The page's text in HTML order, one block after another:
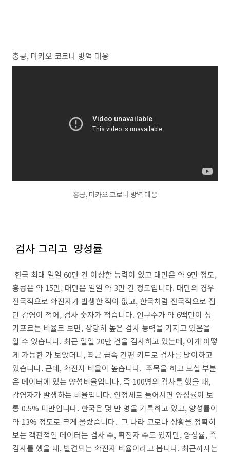
홍콩, 마카오 코로나 방역 대응
홍콩, 마카오 코로나 방역 대응
검사 그리고 양성률
한국 최대 일일 60만 건 이상할 능력이 있고 대만은 약 9만 정도,
홍콩은 약 15만, 대만은 일일 약 3만 건 정도입니다. 대만의 경우
전국적으로 확진자가 발생한 적이 없고, 한국처럼 전국적으로 집
단 감염이 적어, 검사 숫자가 적습니다. 인구수가 약 6백만이 싱
가포르는 비율로 보면, 상당히 높은 검사 능력을 가지고 있음을
알 수 있습니다. 최근 일일 20만 건을 검사하고 있는데, 이게 어떻
게 가능한 가 보았더니, 최근 급속 간편 키트로 검사를 많이하고
있습니다. 근데, 확진자 비율이 높습니다. 주목을 하고 보실 부분
은 데이터에 있는 양성비율입니다. 즉 100명의 검사를 했을 때,
감염자가 발생하는 비율입니다. 안정세로 들어서면 양성률이 보
통 0.5% 미만입니다. 한국은 몇 만 명을 기록하고 있고, 양성률이
약 13% 정도로 크게 올랐습니다. 그 나라 코로나 상황을 정확히
보는 객관적인 데이터는 검사 수, 확진자 수도 있지만, 양성률, 즉
검사를 했을 때, 발견되는 확진자 비율이라고 봅니다. 최근까지는